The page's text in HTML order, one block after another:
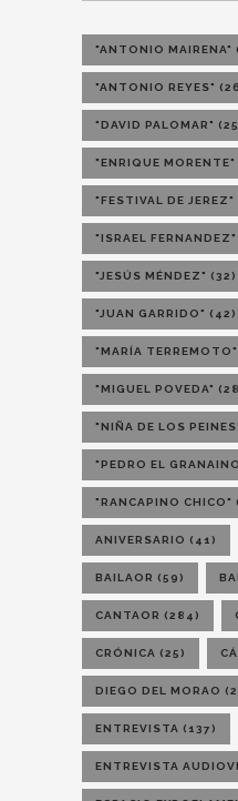
"ANTONIO MAIRENA"
"ANTONIO REYES"
"DAVID PALOMAR"
"ENRIQUE MORENTE"
"FESTIVAL DE JEREZ"
"ISRAEL FERNANDEZ"
"JESÚS MÉNDEZ" (32)
"JUAN GARRIDO" (42)
"MARÍA TERREMOTO"
"MIGUEL POVEDA"
"NIÑA DE LOS
"PEDRO EL
"RANCAPINO CHICO"
ANIVERSARIO (41)
BAILAOR (59)
CANTAOR (284)
CRÓNICA (25)
DIEGO DEL MORAO
ENTREVISTA (137)
ENTREVISTA